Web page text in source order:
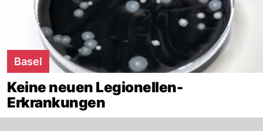
Basel
Keine neuen Legionellen-
Erkrankungen